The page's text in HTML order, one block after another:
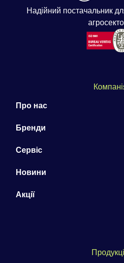
Надійний постачальник
Про нас
Бренди
Сервіс
Новини
Акції